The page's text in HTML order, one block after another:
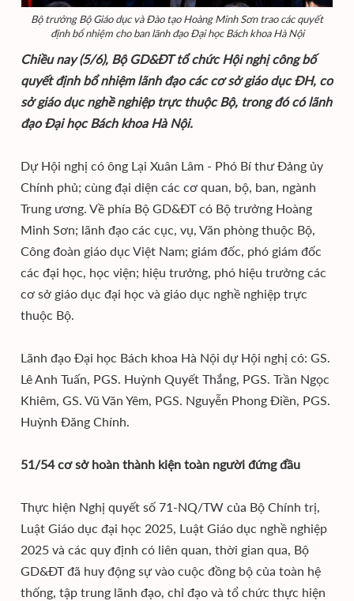
Bộ trưởng Bộ Giáo dục và Đào tạo Hoàng Minh Sơn trao các quyết
định bổ nhiệm cho ban lãnh đạo Đại học Bách khoa Hà Nội
Chiều nay (5/6), Bộ GD&ĐT tổ chức Hội nghị công bố
quyết định bổ nhiệm lãnh đạo các cơ sở giáo dục ĐH, cơ
sở giáo dục nghề nghiệp trực thuộc Bộ, trong đó có lãnh
đạo Đại học Bách khoa Hà Nội.
Dự Hội nghị có ông Lại Xuân Lâm - Phó Bí thư Đảng ủy
Chính phủ; cùng đại diện các cơ quan, bộ, ban, ngành
Trung ương. Về phía Bộ GD&ĐT có Bộ trưởng Hoàng
Minh Sơn; lãnh đạo các cục, vụ, Văn phòng thuộc Bộ,
Công đoàn giáo dục Việt Nam; giám đốc, phó giám đốc
các đại học, học viện; hiệu trưởng, phó hiệu trưởng các
cơ sở giáo dục đại học và giáo dục nghề nghiệp trực
thuộc Bộ.
Lãnh đạo Đại học Bách khoa Hà Nội dự Hội nghị có: GS.
Lê Anh Tuấn, PGS. Huỳnh Quyết Thắng, PGS. Trần Ngọc
Khiêm, GS. Vũ Văn Yêm, PGS. Nguyễn Phong Điền, PGS.
Huỳnh Đăng Chính.
51/54 cơ sở hoàn thành kiện toàn người đứng đầu
Thực hiện Nghị quyết số 71-NQ/TW của Bộ Chính trị,
Luật Giáo dục đại học 2025, Luật Giáo dục nghề nghiệp
2025 và các quy định có liên quan, thời gian qua, Bộ
GD&ĐT đã huy động sự vào cuộc đồng bộ của toàn hệ
thống, tập trung lãnh đạo, chỉ đạo và tổ chức thực hiện